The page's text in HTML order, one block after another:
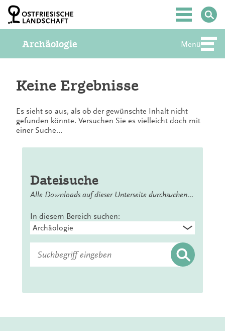
a
Hauptmenü
Archäologie Menü
Keine Ergebnisse
Es sieht so aus, als ob der gewünschte Inhalt nicht
gefunden könnte. Versuchen Sie es vielleicht doch mit
einer Suche…
Dateisuche
Alle Downloads auf dieser Unterseite durchsuchen...
In diesem Bereich suchen:
nach: